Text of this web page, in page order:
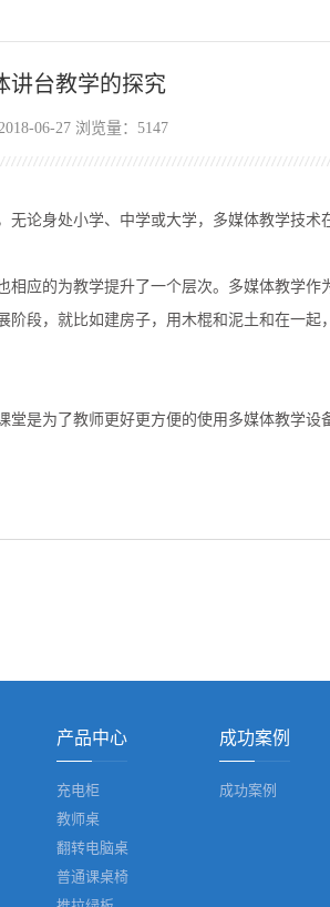
讲台教学的探究
06-27 浏览量：5147
论身处小学、中学或大学，多媒体教学技术
应的为教学提升了一个层次。多媒体教学
段，就比如建房子，用木棍和泥土和在一
是为了教师更好更方便的使用多媒体教学
产品中心
充电柜
教师桌
翻转电脑桌
普通课桌椅
成功案例
成功案例